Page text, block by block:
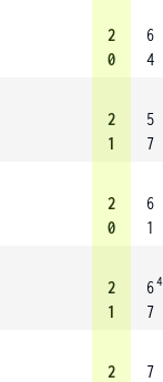
2
0
6
4
2
1
5
7
2
0
6
1
2
1
64
7
2
7